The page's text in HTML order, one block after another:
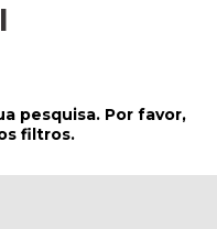
pesquisa. Por favor,
filtros.